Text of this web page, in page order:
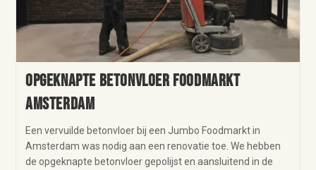
Opgeknapte betonvloer Foodmarkt
Amsterdam
Een vervuilde betonvloer bij een Jumbo Foodmarkt in
Amsterdam was nodig aan een renovatie toe. We hebben
de opgeknapte betonvloer gepolijst en aansluitend in de